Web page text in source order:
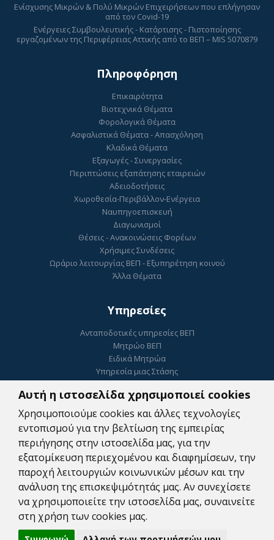
Αυτή η ιστοσελίδα χρησιμοποιεί cookies
Χρησιμοποιούμε cookies και άλλες τεχνολογίες
εντοπισμού για την βελτίωση της εμπειρίας
περιήγησης στην ιστοσελίδα μας, για την
εξατομίκευση περιεχομένου και διαφημίσεων, την
παροχή λειτουργιών κοινωνικών μέσων και την
ανάλυση της επισκεψιμότητάς μας. Αν συνεχίσετε
να χρησιμοποιείτε την ιστοσελίδα μας, συναινείτε
στη χρήση των cookies μας.
Ενίσχυσης Μικρών & Πολύ Μικρών Επιχειρήσεων που επλήγησαν
από τον Covid-19
Ενέργειες Συμβουλευτικής - Κατάρτισης - Πιστοποίησης
εργαζομένων της Περιφέρειας Αττικής από το ΒΕΠ – MIS 5070879
Πληροφόρηση
Επικαιρότητα
Βιοτεχνικά Θέματα
Φορολογικά Θέματα
Ασφαλιστικά Θέματα - Απασχόληση
Κλαδικά Θέματα
Εξαγωγές - Συνεργασίες
Περιπτώσεις εξαπάτησης εταιρειών
Αδειοδοτήσεις
Χωροθεσία-Περιβάλλον-Ενέργεια
Ναυπηγοεπισκευή
Διαγωνισμοί
Θέσεις - Ανακοινώσεις Φορέων
Χρήσιμες Συνδέσεις
Ωράριο λειτουργίας ΒΕΠ - Εξυπηρέτηση κοινού
Άλλα Θέματα
Υπηρεσίες
Ανταποδοτικές υπηρεσίες ΒΕΠ
Μητρώο ΒΕΠ
Ειδικά Μητρώα
Υπηρεσία μιας Στάσης
Ηλεκτρονικό Επιμελητήριο
ΓΕΜΗ
Ψηφιακή Υπογραφή
Κατοχύρωση Εμπορικού Σήματος
Συμβουλευτικές Υπηρεσίες
Πληρωμές
Ψηφιακές Υπηρεσίες Αναζήτησης Εργαζομένων
Δωρεάν WEB υπηρεσίες